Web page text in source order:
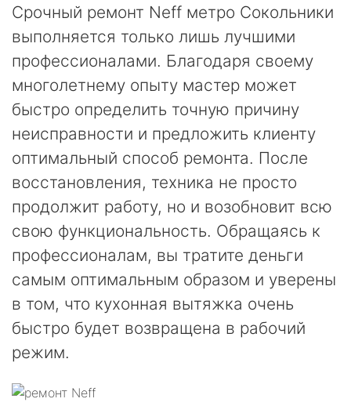
Срочный ремонт Neff метро Сокольники
выполняется только лишь лучшими
профессионалами. Благодаря своему
многолетнему опыту мастер может
быстро определить точную причину
неисправности и предложить клиенту
оптимальный способ ремонта. После
восстановления, техника не просто
продолжит работу, но и возобновит всю
свою функциональность. Обращаясь к
профессионалам, вы тратите деньги
самым оптимальным образом и уверены
в том, что кухонная вытяжка очень
быстро будет возвращена в рабочий
режим.